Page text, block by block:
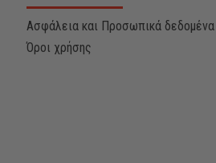
Ασφάλεια και Προσωπικά δεδομένα
Όροι χρήσης